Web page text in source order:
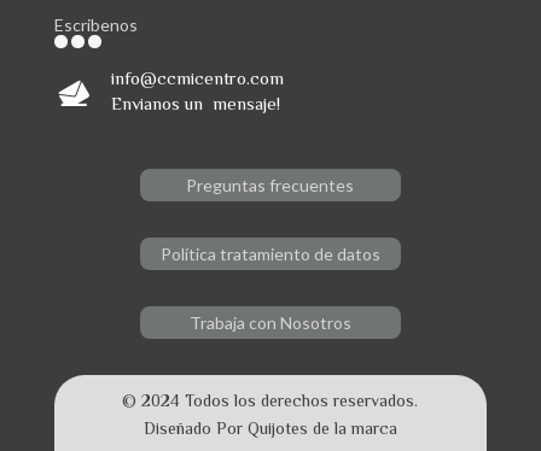
Escribenos
info@ccmicentro.com
Envianos un mensaje!
Preguntas frecuentes
Política tratamiento de datos
Trabaja con Nosotros
© 2024 Todos los derechos reservados.
Diseñado Por Quijotes de la marca